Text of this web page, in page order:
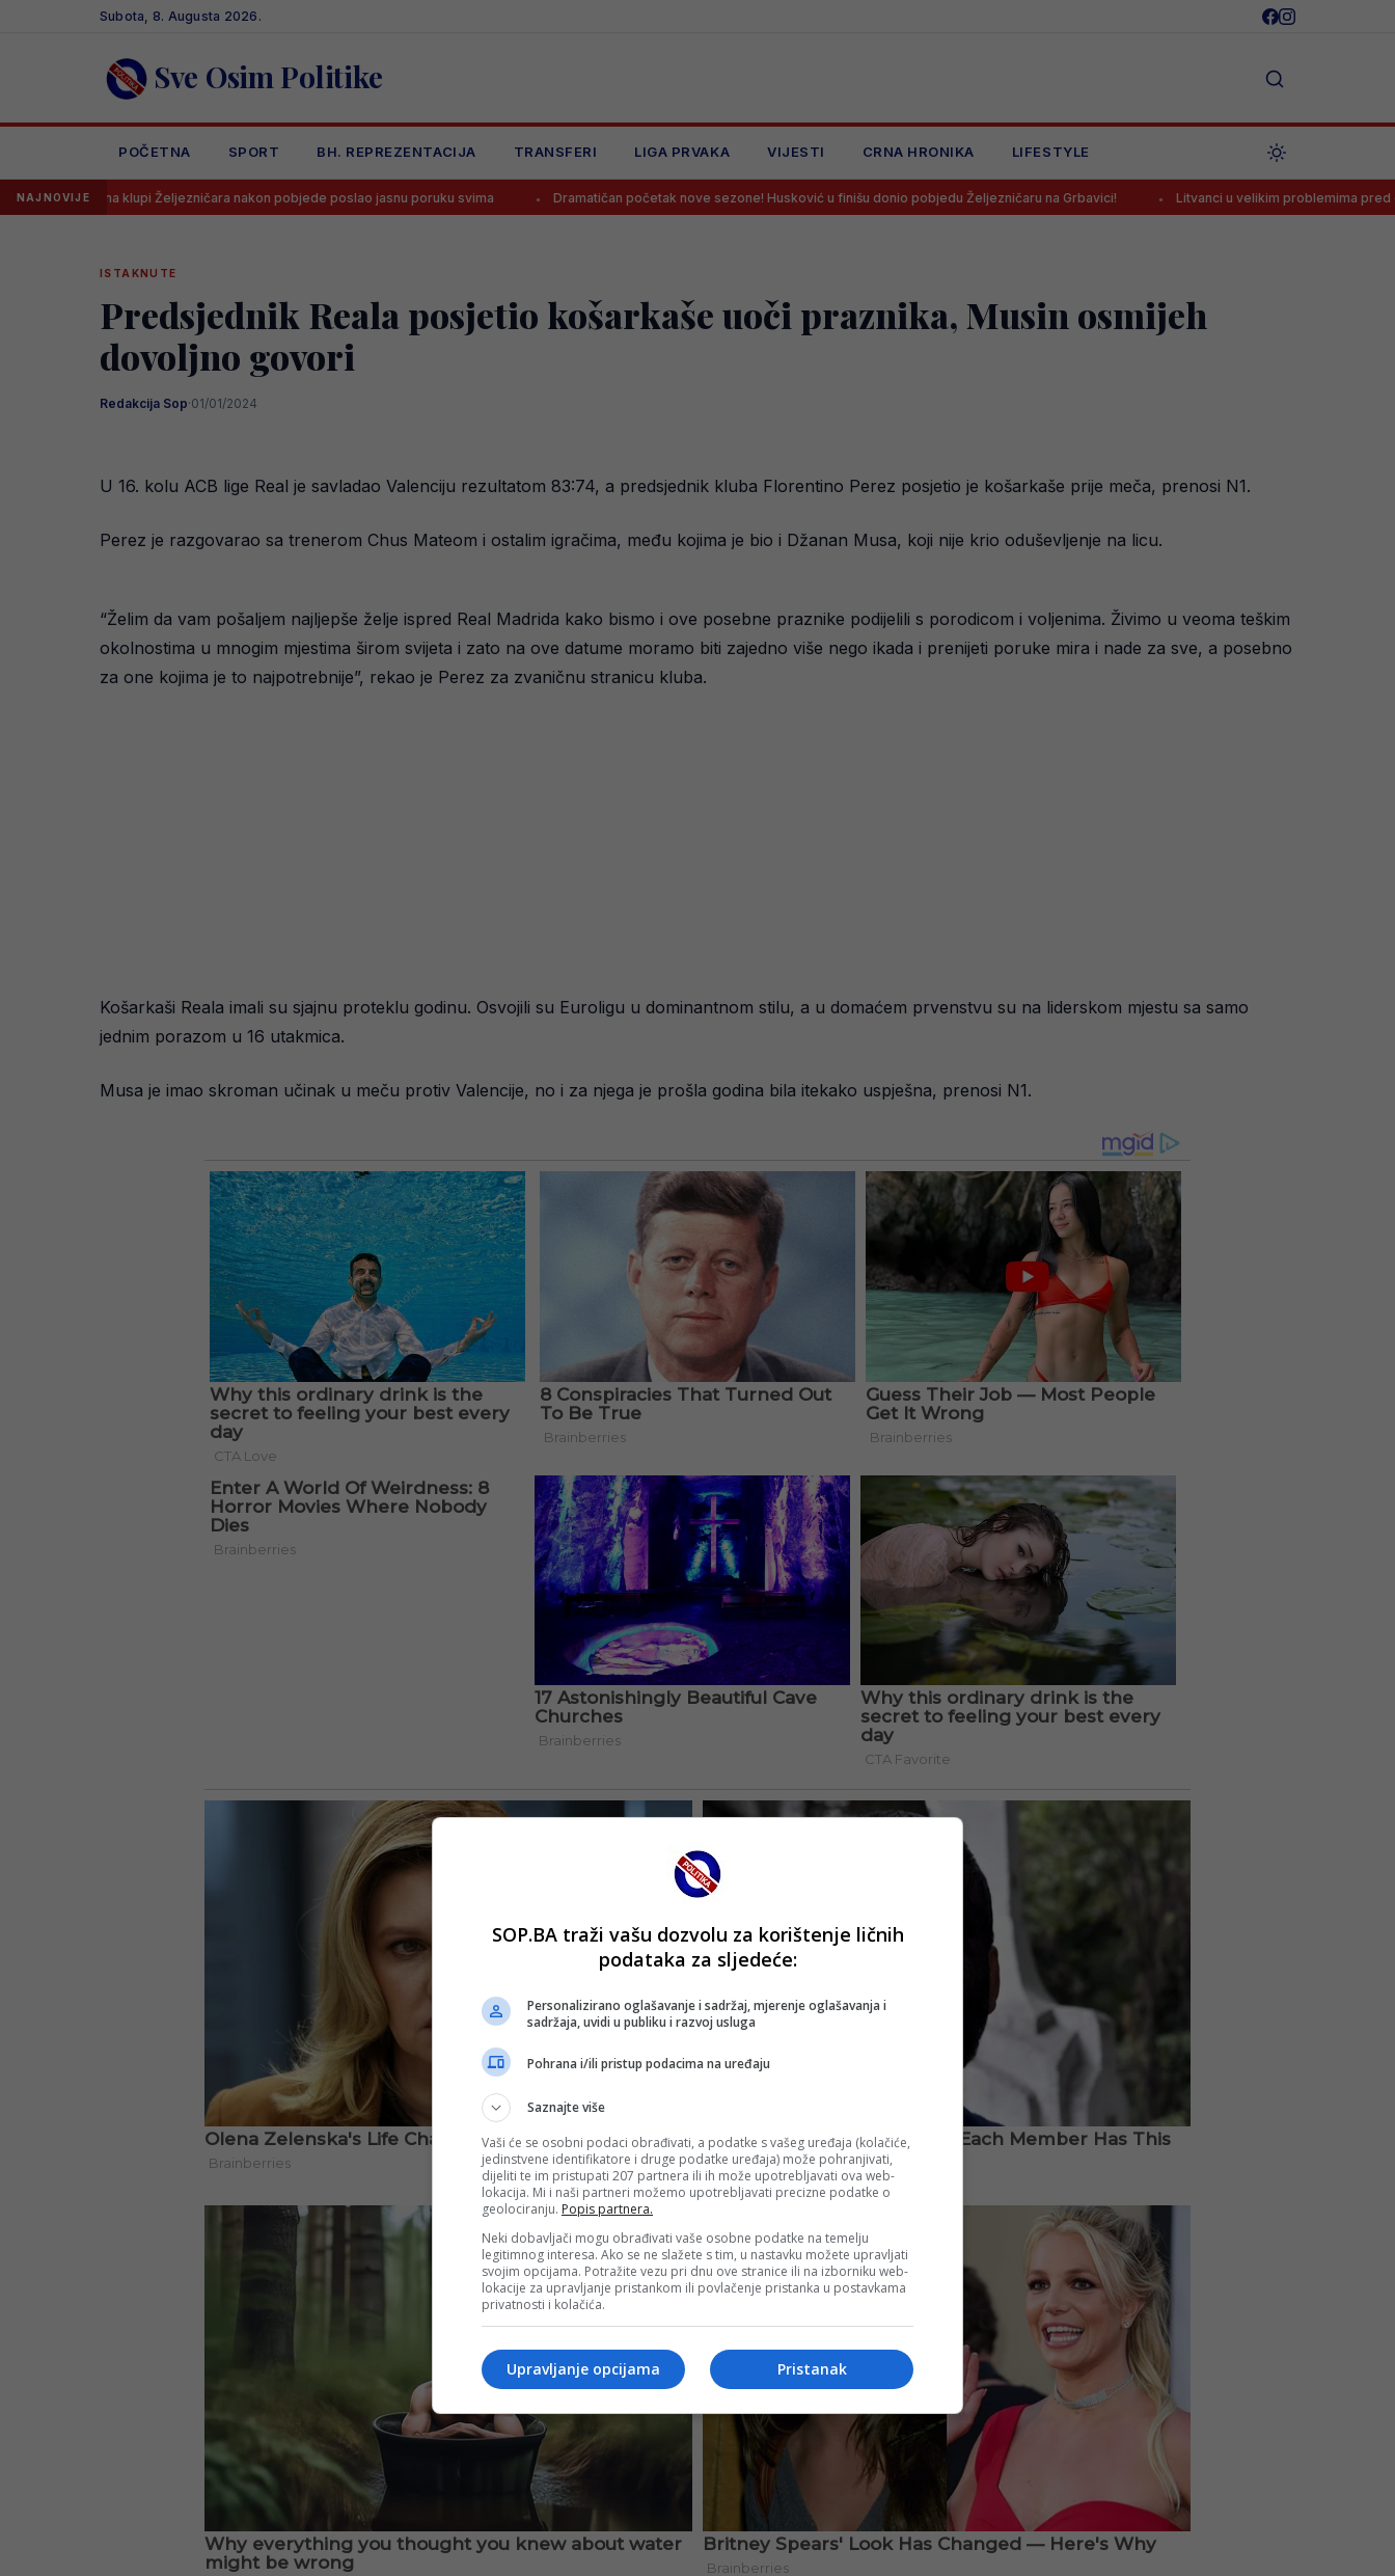
Subota, 8. Augusta 2026.
Sve Osim Politike
POČETNA SPORT BH. REPREZENTACIJA TRANSFERI LIGA PRVAKA VIJESTI CRNA HRONIKA LIFESTYLE
NAJNOVIJE
na klupi Željezničara nakon pobjede poslao jasnu poruku svima Dramatičan početak nove sezone! Husković u finišu donio pobjedu Željezničaru na Grbavici! Litvanci u velikim problemima pred duel protiv BiH
ISTAKNUTE
Predsjednik Reala posjetio košarkaše uoči praznika, Musin osmijeh
dovoljno govori
Redakcija Sop·01/01/2024
U 16. kolu ACB lige Real je savladao Valenciju rezultatom 83:74, a predsjednik kluba Florentino Perez posjetio je košarkaše prije meča, prenosi N1.
Perez je razgovarao sa trenerom Chus Mateom i ostalim igračima, među kojima je bio i Džanan Musa, koji nije krio oduševljenje na licu.
“Želim da vam pošaljem najljepše želje ispred Real Madrida kako bismo i ove posebne praznike podijelili s porodicom i voljenima. Živimo u veoma teškim
okolnostima u mnogim mjestima širom svijeta i zato na ove datume moramo biti zajedno više nego ikada i prenijeti poruke mira i nade za sve, a posebno
za one kojima je to najpotrebnije”, rekao je Perez za zvaničnu stranicu kluba.
Košarkaši Reala imali su sjajnu proteklu godinu. Osvojili su Euroligu u dominantnom stilu, a u domaćem prvenstvu su na liderskom mjestu sa samo
jednim porazom u 16 utakmica.
Musa je imao skroman učinak u meču protiv Valencije, no i za njega je prošla godina bila itekako uspješna, prenosi N1.
SOP.BA traži vašu dozvolu za korištenje ličnih
podataka za sljedeće:
Personalizirano oglašavanje i sadržaj, mjerenje oglašavanja i
sadržaja, uvidi u publiku i razvoj usluga
Pohrana i/ili pristup podacima na uređaju
Saznajte više
Vaši će se osobni podaci obrađivati, a podatke s vašeg uređaja (kolačiće,
jedinstvene identifikatore i druge podatke uređaja) može pohranjivati,
dijeliti te im pristupati 207 partnera ili ih može upotrebljavati ova web-
lokacija. Mi i naši partneri možemo upotrebljavati precizne podatke o
geolociranju. Popis partnera.
Neki dobavljači mogu obrađivati vaše osobne podatke na temelju
legitimnog interesa. Ako se ne slažete s tim, u nastavku možete upravljati
svojim opcijama. Potražite vezu pri dnu ove stranice ili na izborniku web-
lokacije za upravljanje pristankom ili povlačenje pristanka u postavkama
privatnosti i kolačića.
Pristanak
Upravljanje opcijama